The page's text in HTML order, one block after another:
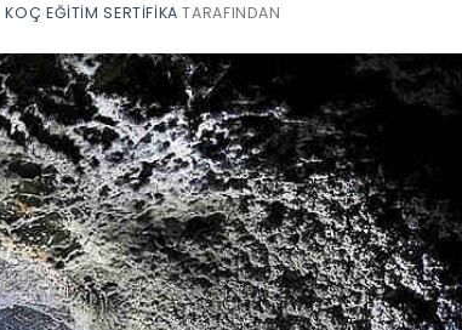
KOÇ EĞITIM SERTIFIKA TARAFINDAN